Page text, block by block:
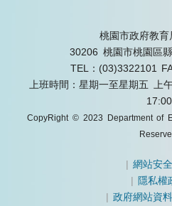
桃園市政府教育
30206 桃園市桃園區
TEL：(03)3322101
上班時間：星期一至星期五 上
17:00
CopyRight © 2023 Department of
|網站安
| 隱私權
|政府網站資